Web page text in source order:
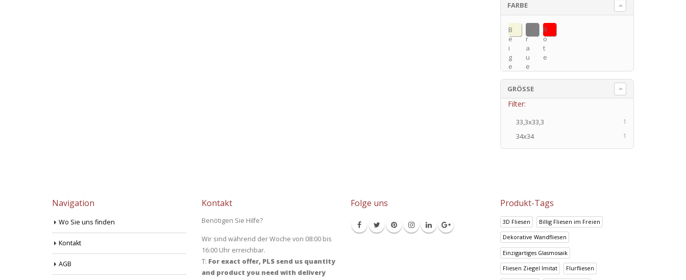
FARBE
B
e
i
g
e
r
a
u
e
R
o
t
e
GRÖSSE
Filter:
33,3x33,3
1
34x34
1
Navigation
Wo Sie uns finden
Kontakt
AGB
Kontakt
Benötigen Sie Hilfe?
Wir sind während der Woche von 08:00 bis
16:00 Uhr erreichbar.
T: For exact offer, PLS send us quantity
and product you need with delivery
Folge uns Produkt-Tags
3D Fliesen Billig Fliesen im Freien
Dekorative Wandfliesen
Einzigartiges Glasmosaik
Fliesen Ziegel Imitat Flurfliesen